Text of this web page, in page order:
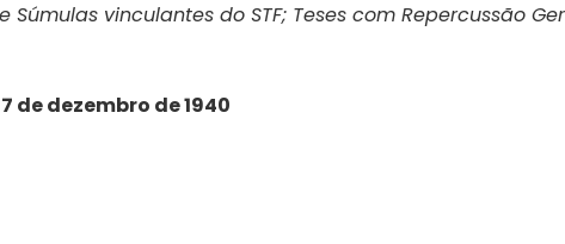
vinculantes do STF; Teses com Repercussão
de dezembro de 1940